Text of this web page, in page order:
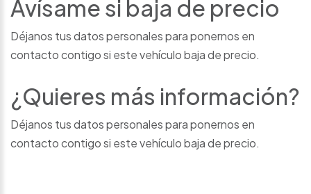
Avísame si baja de precio
Déjanos tus datos personales para ponernos en
contacto contigo si este vehículo baja de precio.
¿Quieres más información?
Déjanos tus datos personales para ponernos en
contacto contigo si este vehículo baja de precio.